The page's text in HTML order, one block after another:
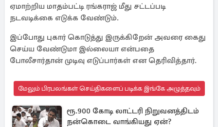
ஏமாற்றிய மாதம்பட்டி ரங்கராஜ் மீது சட்டப்படி
நடவடிக்கை எடுக்க வேண்டும்.
இப்போது புகார் கொடுத்து இருக்கிறேன் அவரை கைது
செய்ய வேண்டுமா இல்லையா என்பதை
போலீசார்தான் முடிவு எடுப்பார்கள் என தெரிவித்தார்.
மேலும் பிரபலங்கள் செய்திகளைப் படிக்க இங்கே அழுத்தவும்
ரூ.900 கோடி லாட்டரி நிறுவனத்திடம்
நன்கொடை வாங்கியது ஏன்?